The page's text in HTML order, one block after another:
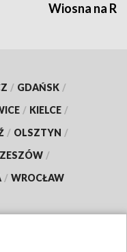
Wiosna na
/ GDAŃSK /
/ KIELCE /
/ OLSZTYN /
/
/ WROCŁAW